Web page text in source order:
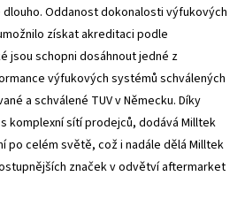
Oddanost dokonalosti výfukových
získat akreditaci podle
jsou schopni dosáhnout jedné z
výfukových systémů schválených
a schválené TUV v Německu. Díky
komplexní sítí prodejců, dodává Milltek
po celém světě, což i nadále dělá Milltek
značek v odvětví aftermarket